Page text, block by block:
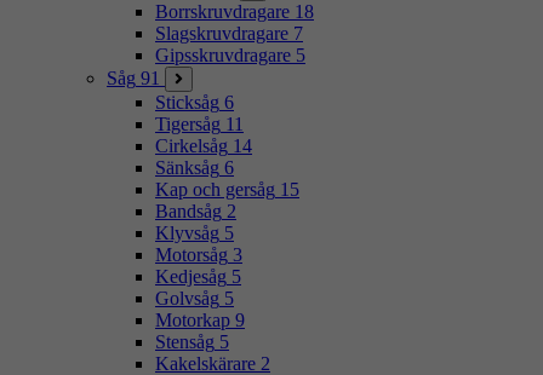
Borrskruvdragare 18
Slagskruvdragare 7
Gipsskruvdragare 5
Såg 91
Sticksåg 6
Tigersåg 11
Cirkelsåg 14
Sänksåg 6
Kap och gersåg 15
Bandsåg 2
Klyvsåg 5
Motorsåg 3
Kedjesåg 5
Golvsåg 5
Motorkap 9
Stensåg 5
Kakelskärare 2